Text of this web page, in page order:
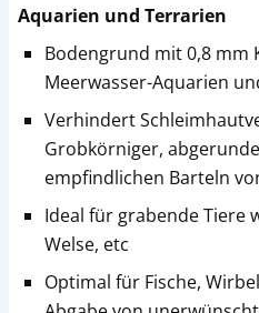
Aquarien und Terrarien
Bodengrund mit 0,8 mm
Meerwasser-Aquarien
Verhindert
Grobkörniger,
empfindlichen Barteln
Ideal für grabende Tiere
Welse, etc
Optimal für Fische,